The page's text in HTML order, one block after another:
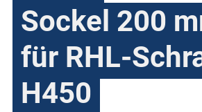
Sockel 200
für RHL-
H450